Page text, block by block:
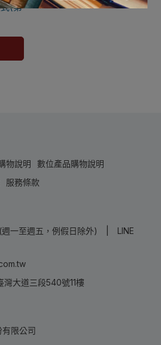
款
請
(第
物說明
數位產品購物說明
服務條款
週一至週五，例假日除外) | LINE
大道三段540號11樓
限公司